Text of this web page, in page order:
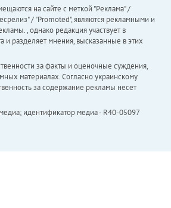
на сайте с меткой "Реклама" /
/ "Promoted", являются рекламными и
, однако редакция участвует в
и разделяет мнения, высказанные в этих
за факты и оценочные суждения,
материалах. Согласно украинскому
за содержание рекламы несет
идентификатор медиа - R40-05097